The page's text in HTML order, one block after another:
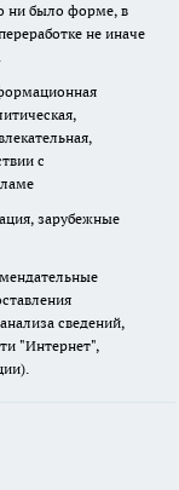
ни было форме, в
не иначе
с
зарубежные
сведений,
"Интернет",